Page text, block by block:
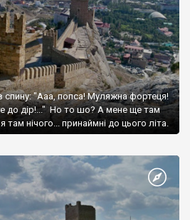
спину: "Ааа, попса! Муляжна фортеця!
до дір!..." Но то шо? А мене ще там
там нічого... принаймні до цього літа.